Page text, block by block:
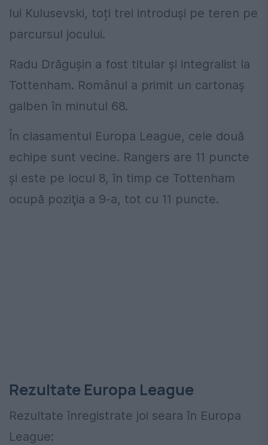
lui Kulusevski, toți trei introduși pe teren pe
parcursul jocului.
Radu Drăguşin a fost titular şi integralist la
Tottenham. Românul a primit un cartonaş
galben în minutul 68.
În clasamentul Europa League, cele două
echipe sunt vecine. Rangers are 11 puncte
şi este pe locul 8, în timp ce Tottenham
ocupă poziţia a 9-a, tot cu 11 puncte.
Rezultate Europa League
Rezultate înregistrate joi seara în Europa
League: